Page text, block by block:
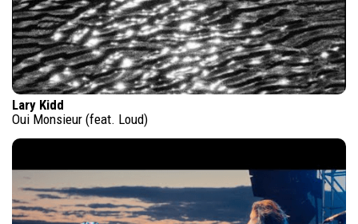
Lary Kidd
Oui Monsieur (feat. Loud)